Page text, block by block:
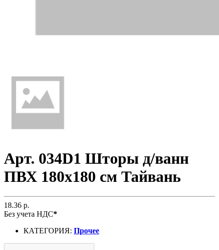
Арт. 034D1 Шторы д/ванн
ПВХ 180х180 см Тайвань
18.36 р.
Без учета НДС*
КАТЕГОРИЯ: Прочее